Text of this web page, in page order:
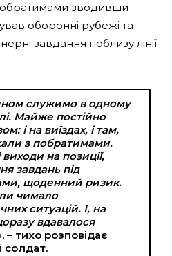
зводивши
оборонні рубежі та
завдання поблизу лінії
служимо в одному
Майже постійно
і на виїздах, і там,
з побратимами.
виходи на позиції,
завдань під
щоденний ризик.
чимало
ситуацій. І, на
вдавалося
– тихо розповідає
солдат.